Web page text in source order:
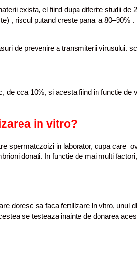
exista, el fiind dupa diferite studii
, riscul putand creste pana la 80–90%
de prevenire a transmiterii virusului,
cca 10%, si acesta fiind in functie
in vitro?
spermatozoizi in laborator, dupa care
donati. In functie de mai multi
doresc sa faca fertilizare in vitro, unul
se testeaza inainte de donarea